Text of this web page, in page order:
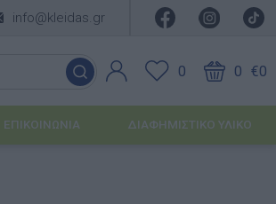
info@kleidas.gr
0 0 €0
ΕΠΙΚΟΙΝΩΝΊΑ ΔΙΑΦΗΜΙΣΤΙΚΟ ΥΛΙΚΟ